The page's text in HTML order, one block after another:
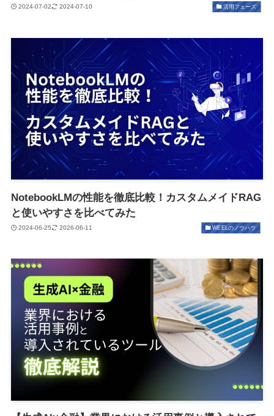
2024-07-02 2024-07-10 活用フェーズ
NotebookLMの性能を徹底比較！カスタムメイドRAG
と使いやすさを比べてみた
2024-06-25 2026-06-11 WEELのノウハウ